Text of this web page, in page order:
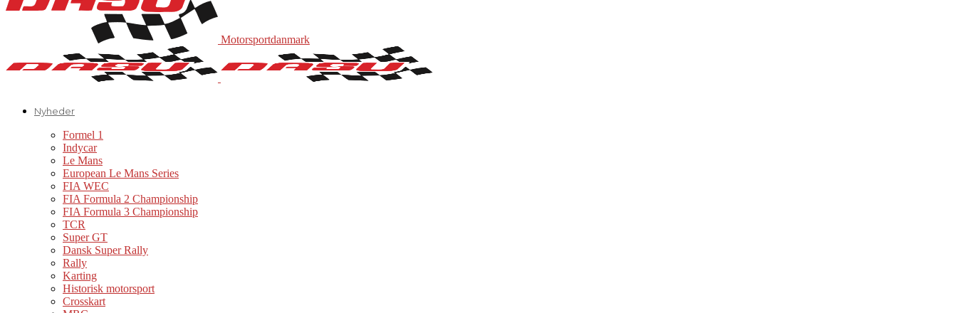
Motorsportdanmark
Nyheder
Formel 1
Indycar
Le Mans
European Le Mans Series
FIA WEC
FIA Formula 2 Championship
FIA Formula 3 Championship
TCR
Super GT
Dansk Super Rally
Rally
Karting
Historisk motorsport
Crosskart